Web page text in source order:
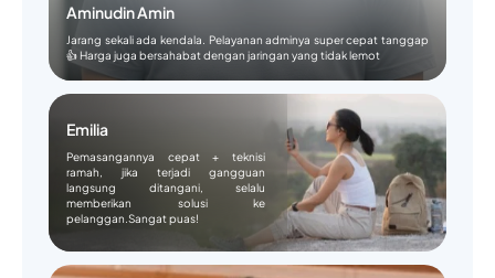
Aminudin Amin
Jarang sekali ada kendala. Pelayanan adminya super cepat tanggap
👍 Harga juga bersahabat dengan jaringan yang tidak lemot
Emilia
Pemasangannya cepat + teknisi
ramah, jika terjadi gangguan
langsung ditangani, selalu
memberikan solusi ke
pelanggan.Sangat puas!